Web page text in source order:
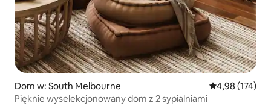
Dom w: South Melbourne Średnia
4,98 (174)
Pięknie wyselekcjonowany dom z 2 sypialniami